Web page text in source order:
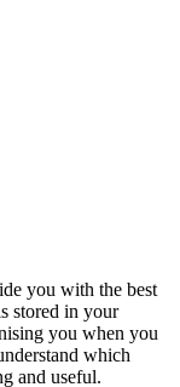
you with the best
stored in your
you when you
which
and useful.